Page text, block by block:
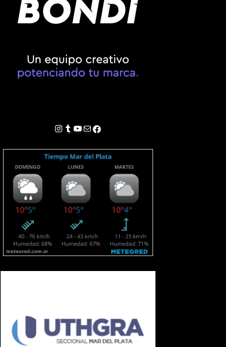
Instagram
Tumblr
YouTube
Correo electrónico
Facebook